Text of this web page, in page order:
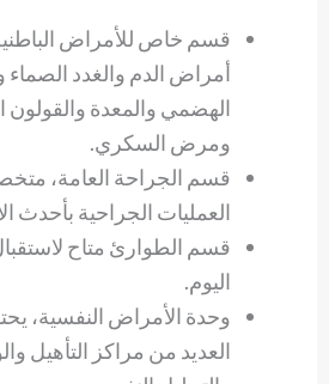
قسم خاص للأمراض الباطنية
أمراض الدم والغدد الصماء
الهضمي والمعدة والقولون
ومرض السكري.
قسم الجراحة العامة،
العمليات الجراحية بأحدث
قسم الطوارئ متاح
اليوم.
وحدة الأمراض النفسية،
العديد من مراكز التأهيل